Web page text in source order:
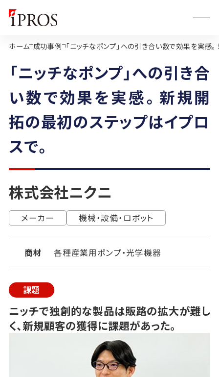
ホーム 成功事例 「ニッチなポンプ」への引き合い数で効果を実感
「ニッチなポンプ」への引き合
い数で効果を実感。新規開
拓の最初のステップはイプロ
スで。
株式会社ニクニ
メーカー 機械・設備・ロボット
商材 各種産業用ポンプ・光学機器
課題
ニッチで独創的な製品は販路の拡大が難し
く、新規顧客の獲得に課題があった。